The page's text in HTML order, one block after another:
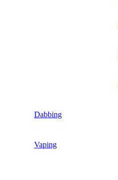
Dabbing
Vaping